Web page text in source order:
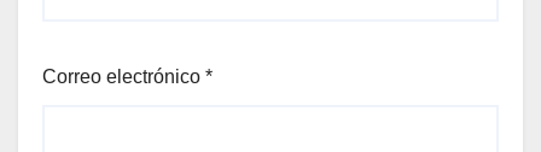
Correo electrónico *